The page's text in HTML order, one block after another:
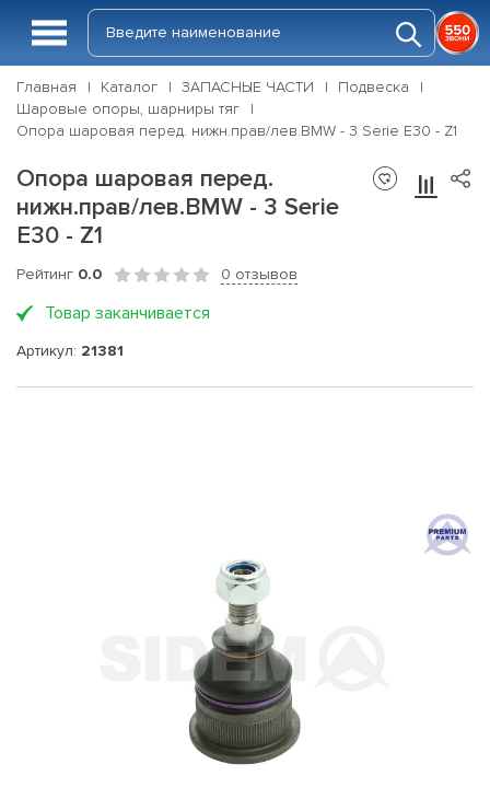
Главная Каталог ЗАПАСНЫЕ ЧАСТИ
Подвеска
Шаровые опоры, шарниры тяг
Опора шаровая перед. нижн.прав/лев.BMW - 3 Serie E30 - Z1
Опора шаровая перед.
нижн.прав/лев.BMW - 3 Serie
E30 - Z1
Рейтинг 0.0 0 отзывов
Товар заканчивается
Артикул: 21381